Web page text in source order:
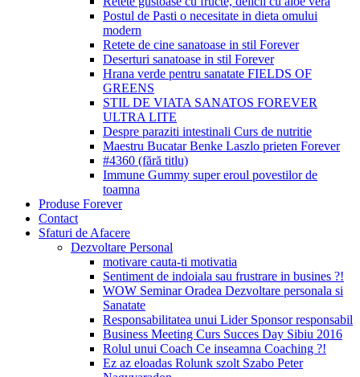
Postul de Pasti o necesitate in dieta omului
modern
Retete de cine sanatoase in stil Forever
Deserturi sanatoase in stil Forever
Hrana verde pentru sanatate FIELDS OF
GREENS
STIL DE VIATA SANATOS FOREVER
ULTRA LITE
Despre paraziti intestinali Curs de nutritie
Maestru Bucatar Benke Laszlo prieten Forever
#4360 (fără titlu)
Immune Gummy super eroul povestilor de
toamna
Produse Forever
Contact
Sfaturi de Afacere
Dezvoltare Personal
motivare cauta-ti motivatia
Sentiment de indoiala sau frustrare in busines ?!
WOW Seminar Oradea Dezvoltare personala si
Sanatate
Responsabilitatea unui Lider Sponsor responsabil
Business Meeting Curs Succes Day Sibiu 2016
Rolul unui Coach Ce inseamna Coaching ?!
Ez az eloadas Rolunk szolt Szabo Peter